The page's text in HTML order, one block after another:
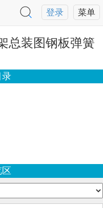
菜单
登录
总装图钢板弹簧
录